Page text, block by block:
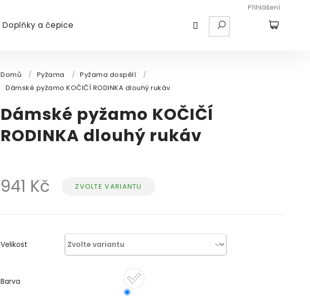
Přihlášení
HLEDAT
NÁKUPNÍ
Doplňky a čepice
Domů / Pyžama / Pyžama dospělí
/
Dámské pyžamo KOČIČÍ RODINKA dlouhý rukáv
Dámské pyžamo KOČIČÍ
RODINKA dlouhý rukáv
941 Kč Měrná
ZVOLTE VARIANTU
Velikost
Barva